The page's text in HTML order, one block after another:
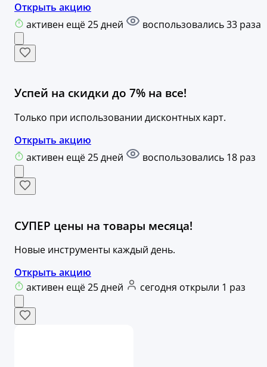
Открыть акцию
активен ещё 25 дней
воспользовались 33 раза
Успей на скидки до 7% на все!
Только при использовании дисконтных карт.
Открыть акцию
активен ещё 25 дней
воспользовались 18 раз
СУПЕР цены на товары месяца!
Новые инструменты каждый день.
Открыть акцию
активен ещё 25 дней
сегодня открыли 1 раз